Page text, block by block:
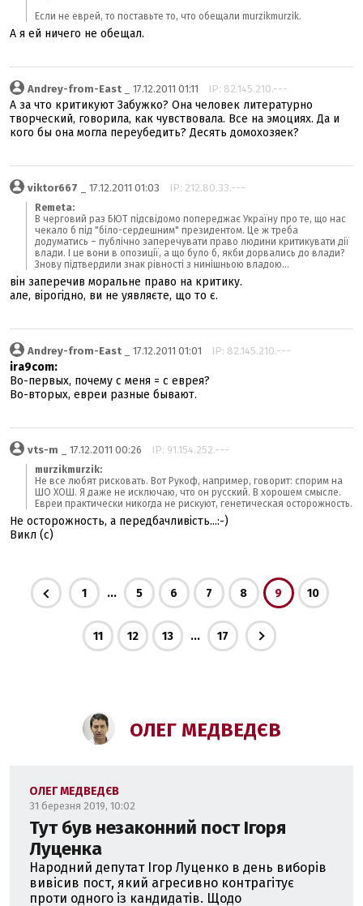
Если не еврей, то поставьте то, что обещали murzikmurzik.
А я ей ничего не обещал.
Andrey-from-East _ 17.12.2011 01:11 IP: 82.145.210.---
А за что критикуют Забужко? Она человек литературно
творческий, говорила, как чувствовала. Все на эмоциях. Да и
кого бы она могла переубедить? Десять домохозяек?
viktor667 _ 17.12.2011 01:03 IP: 212.80.33.---
Remeta:
В черговий раз БЮТ підсвідомо попереджає Україну про те, що нас
чекало б під "біло-сердешним" президентом. Це ж треба
додуматись – публічно заперечувати право людини критикувати дії
влади. І це вони в опозиції, а що було б, якби дорвались до влади?
Знову підтвердили знак рівності з нинішньою владою...
він заперечив моральне право на критику.
але, вірогідно, ви не уявляєте, що то є.
Andrey-from-East _ 17.12.2011 01:01 IP: 82.145.210.---
ira9com:
Во-первых, почему с меня = с еврея?
Во-вторых, евреи разные бывают.
vts-m _ 17.12.2011 00:26 IP: 91.154.252.---
murzikmurzik:
Не все любят рисковать. Вот Рукоф, например, говорит: спорим на
ШО ХОШ. Я даже не исключаю, что он русский. В хорошем смысле.
Евреи практически никогда не рискуют, генетическая осторожность.
Не осторожность, а передбачливість...:-)
Викл (с)
1 ... 5 6 7 8 9 10
11 12 13 ... 17
ОЛЕГ МЕДВЕДЄВ
ОЛЕГ МЕДВЕДЄВ
31 березня 2019, 10:02
Тут був незаконний пост Ігоря
Луценка
Народний депутат Ігор Луценко в день виборів
вивісив пост, який агресивно контрагітує
проти одного із кандидатів. Щодо